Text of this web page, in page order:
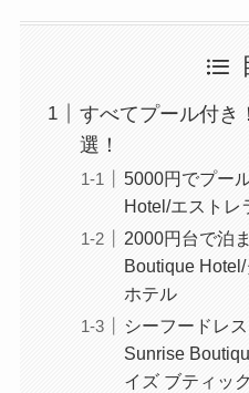
すべてプール付き
選！
5000円でプー
Hotel/エストレ
2000円台で泊
Boutique
ホテル
シーフードレ
Sunrise
イズ ブティッ